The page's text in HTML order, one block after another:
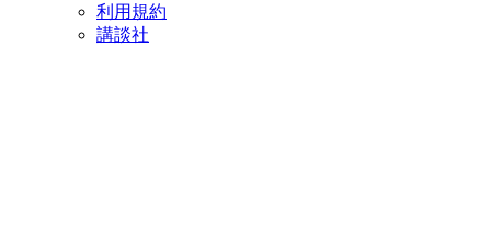
利用規約
講談社